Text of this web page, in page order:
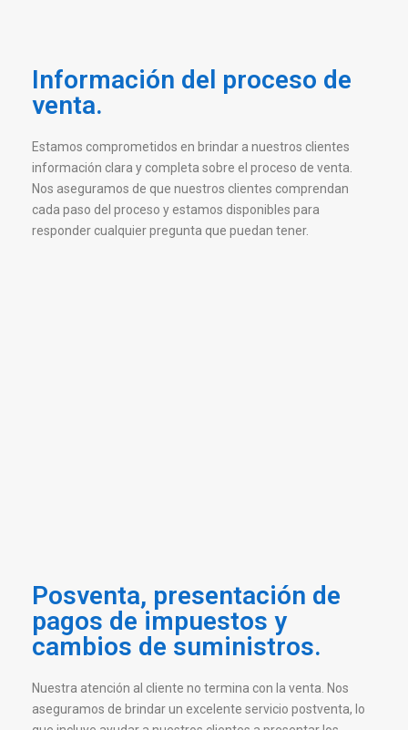
Información del proceso de
venta.
Estamos comprometidos en brindar a nuestros clientes
información clara y completa sobre el proceso de venta.
Nos aseguramos de que nuestros clientes comprendan
cada paso del proceso y estamos disponibles para
responder cualquier pregunta que puedan tener.
Posventa, presentación de
pagos de impuestos y
cambios de suministros.
Nuestra atención al cliente no termina con la venta. Nos
aseguramos de brindar un excelente servicio postventa, lo